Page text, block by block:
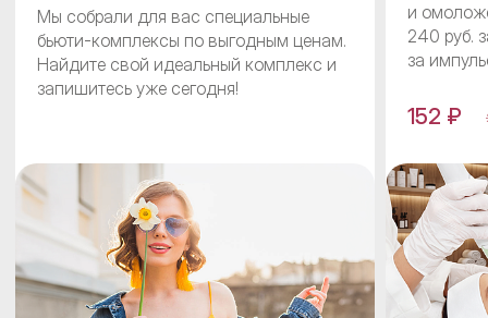
Мы собрали для вас специальные
бьюти-комплексы по выгодным ценам.
Найдите свой идеальный комплекс и
запишитесь уже сегодня!
и
240 руб.
за
152 ₽